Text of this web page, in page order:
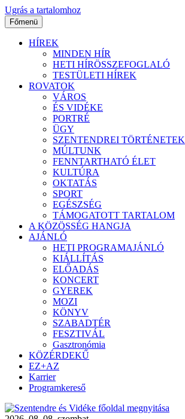
Ugrás a tartalomhoz
Főmenü
HÍREK
MINDEN HÍR
HETI HÍRÖSSZEFOGLALÓ
TESTÜLETI HÍREK
ROVATOK
VÁROS
ÉS VIDÉKE
PORTRÉ
ÜGY
SZENTENDREI TÖRTÉNETEK
MÚLTUNK
FENNTARTHATÓ ÉLET
KULTÚRA
OKTATÁS
SPORT
EGÉSZSÉG
TÁMOGATOTT TARTALOM
A KÖZÖSSÉG HANGJA
AJÁNLÓ
HETI PROGRAMAJÁNLÓ
KIÁLLÍTÁS
ELŐADÁS
KONCERT
GYEREK
MOZI
KÖNYV
SZABADTÉR
FESZTIVÁL
Gasztronómia
KÖZÉRDEKŰ
EZ+AZ
Karrier
Programkereső